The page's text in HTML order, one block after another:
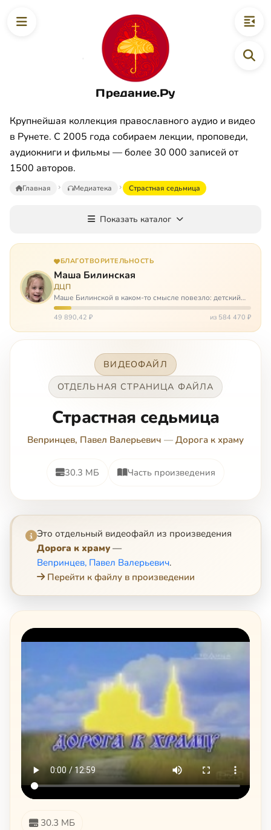
Предание.Ру
Крупнейшая коллекция православного аудио и видео
в Рунете. С 2005 года собираем лекции, проповеди,
аудиокниги и фильмы — более 30 000 записей от
1500 авторов.
Главная Медиатека Страстная седьмица
Показать каталог
БЛАГОТВОРИТЕЛЬНОСТЬ
Маша Билинская
ДЦП
Маше Билинской в каком-то смысле повезло: детский
церебральный паралич зацепил её не очень сильно. Но
всё-таки есть диагноз и есть немалые проблемы – Маша
49 890,42 ₽ из 584 470 ₽
ВИДЕОФАЙЛ
ОТДЕЛЬНАЯ СТРАНИЦА ФАЙЛА
Страстная седьмица
Вепринцев, Павел Валерьевич — Дорога к храму
30.3 МБ Часть произведения
Это отдельный видеофайл из произведения
Дорога к храму —
Вепринцев, Павел Валерьевич.
Перейти к файлу в произведении
30.3 МБ